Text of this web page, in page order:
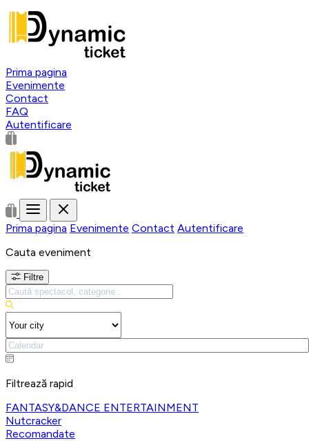
Prima pagina
Evenimente
Contact
FAQ
Autentificare
Prima pagina Evenimente Contact Autentificare
Cauta eveniment
Filtre
Filtrează rapid
FANTASY&DANCE ENTERTAINMENT
Nutcracker
Recomandate